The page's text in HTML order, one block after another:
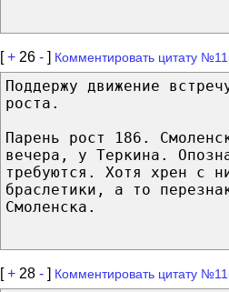
[+ 26 - ] Комментировать цитату
Поддержу движение
роста.
Парень рост 186.
вечера, у Теркина.
требуются. Хотя хрен с
браслетики, а то
Смоленска.
[+ 28 - ] Комментировать цитату